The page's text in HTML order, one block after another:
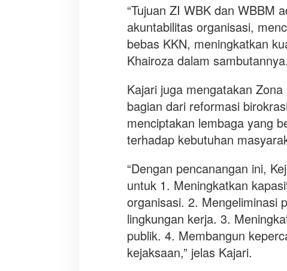
“Tujuan ZI WBK dan WBBM
akuntabilitas organisasi,
bebas KKN, meningkatkan
Khairoza dalam sambutannya.
Kajari juga mengatakan
bagian dari reformasi
menciptakan lembaga yang
terhadap kebutuhan
“Dengan pencanangan ini,
untuk 1. Meningkatkan
organisasi. 2. Mengeliminasi
lingkungan kerja. 3.
publik. 4. Membangun
kejaksaan,” jelas Kajari.